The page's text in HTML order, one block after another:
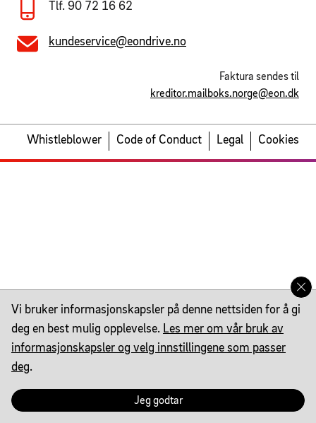
Tlf. 90 72 16 62
kundeservice@eondrive.no
Faktura sendes til
kreditor.mailboks.norge@eon.dk
Whistleblower Code of Conduct Legal Cookies
Vi bruker informasjonskapsler på denne nettsiden for å gi
deg en best mulig opplevelse. Les mer om vår bruk av
informasjonskapsler og velg innstillingene som passer
deg.
Jeg godtar